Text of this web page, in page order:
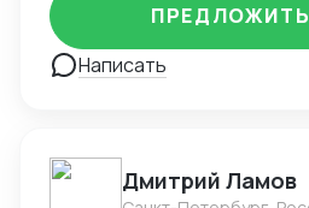
Написать
Дмитрий Ламов